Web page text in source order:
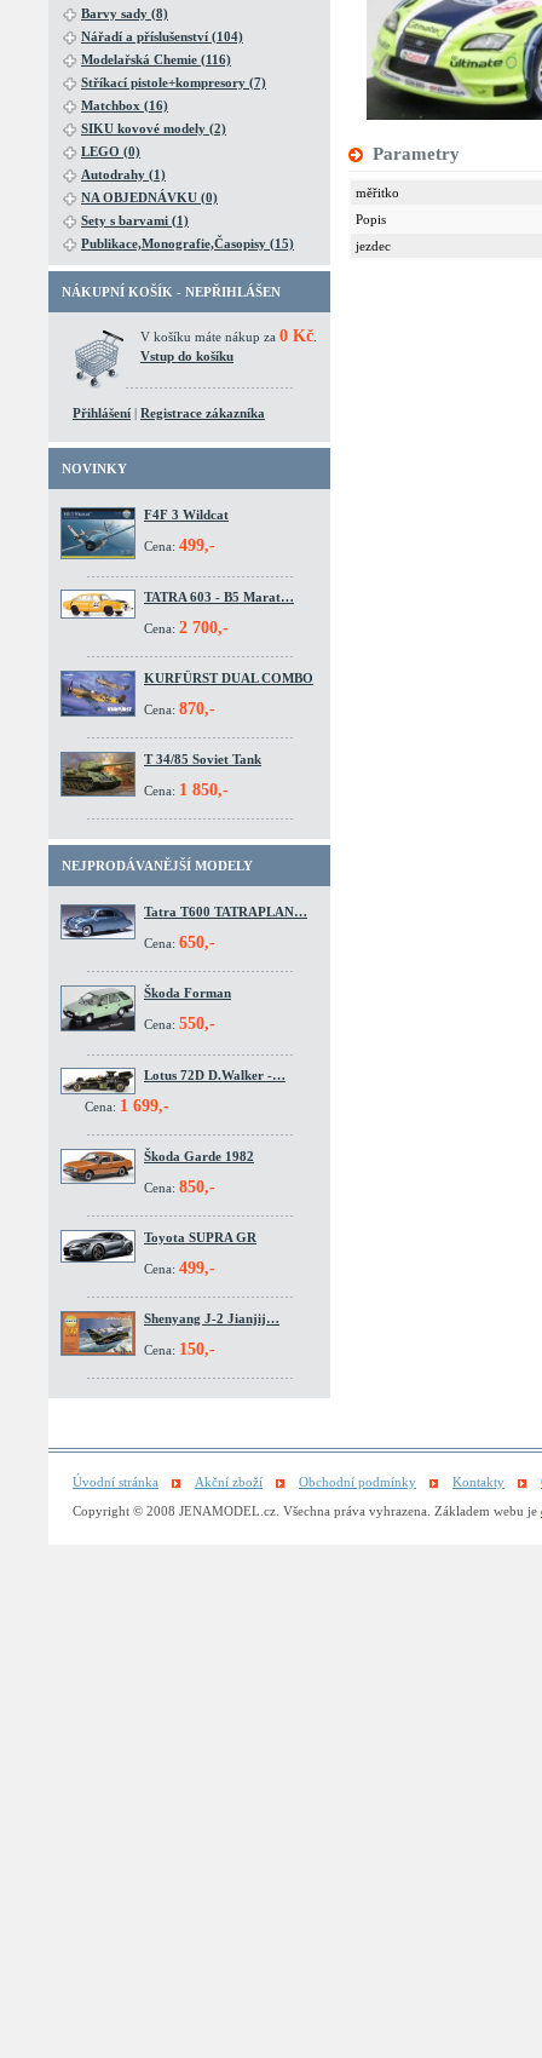
Barvy sady (8)
Nářadí a příslušenství (104)
Modelařská Chemie (116)
Stříkací pistole+kompresory (7)
Matchbox (16)
SIKU kovové modely (2)
LEGO (0)
Autodrahy (1)
NA OBJEDNÁVKU (0)
Sety s barvami (1)
Publikace,Monografie,Časopisy (15)
NÁKUPNÍ KOŠÍK - NEPŘIHLÁŠEN
V košíku máte nákup za 0 Kč
Vstup do košíku
Přihlášení | Registrace zákazníka
NOVINKY
F4F 3 Wildcat
Cena: 499,-
TATRA 603 - B5 Marat…
Cena: 2 700,-
KURFÜRST DUAL COMBO
Cena: 870,-
T 34/85 Soviet Tank
Cena: 1 850,-
NEJPRODÁVANĚJŠÍ MODELY
Tatra T600 TATRAPLAN…
Cena: 650,-
Škoda Forman
Cena: 550,-
Lotus 72D D.Walker -…
Cena: 1 699,-
Škoda Garde 1982
Cena: 850,-
Toyota SUPRA GR
Cena: 499,-
Shenyang J-2 Jianjij…
Cena: 150,-
Parametry
měřitko
Popis
jezdec
Úvodní stránka Akční zboží Obchodní podmínky Kontakty
Copyright © 2008 JENAMODEL.cz. Všechna práva vyhrazena. Základem webu je